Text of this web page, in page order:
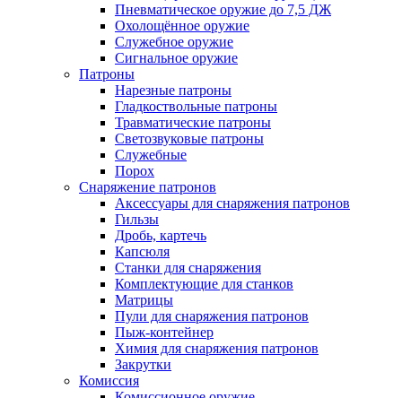
Пневматическое оружие до 7,5 ДЖ
Охолощённое оружие
Служебное оружие
Сигнальное оружие
Патроны
Нарезные патроны
Гладкоствольные патроны
Травматические патроны
Светозвуковые патроны
Служебные
Порох
Снаряжение патронов
Аксессуары для снаряжения патронов
Гильзы
Дробь, картечь
Капсюля
Станки для снаряжения
Комплектующие для станков
Матрицы
Пули для снаряжения патронов
Пыж-контейнер
Химия для снаряжения патронов
Закрутки
Комиссия